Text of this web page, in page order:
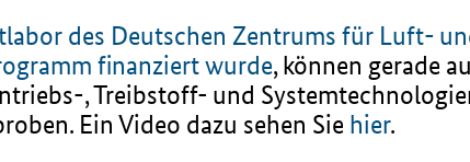
des Deutschen Zentrums für Luft-
finanziert wurde, können gerade
, Treibstoff- und
Ein Video dazu sehen Sie hier.